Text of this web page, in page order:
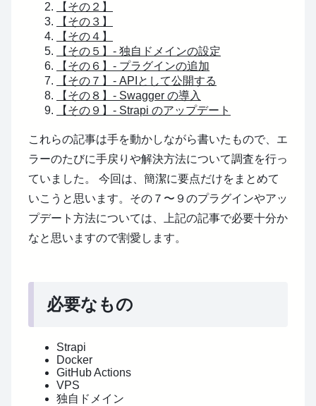
【その２】
【その３】
【その４】
【その５】- 独自ドメインの設定
【その６】- プラグインの追加
【その７】- APIとして公開する
【その８】- Swagger の導入
【その９】- Strapi のアップデート
これらの記事は手を動かしながら書いたもので、エ
ラーのたびに手戻りや解決方法について調査を行っ
ていました。
今回は、簡潔に要点だけをまとめて
いこうと思います。その７〜９のプラグインやアッ
プデート方法については、上記の記事で必要十分か
なと思いますので割愛します。
必要なもの
Strapi
Docker
GitHub Actions
VPS
独自ドメイン